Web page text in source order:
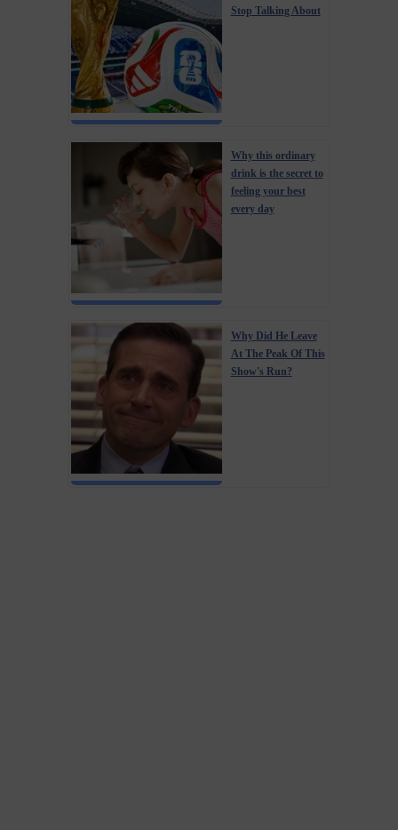
Stop Talking About
Why this ordinary
drink is the secret to
feeling your best
every day
Why Did He Leave
At The Peak Of This
Show's Run?